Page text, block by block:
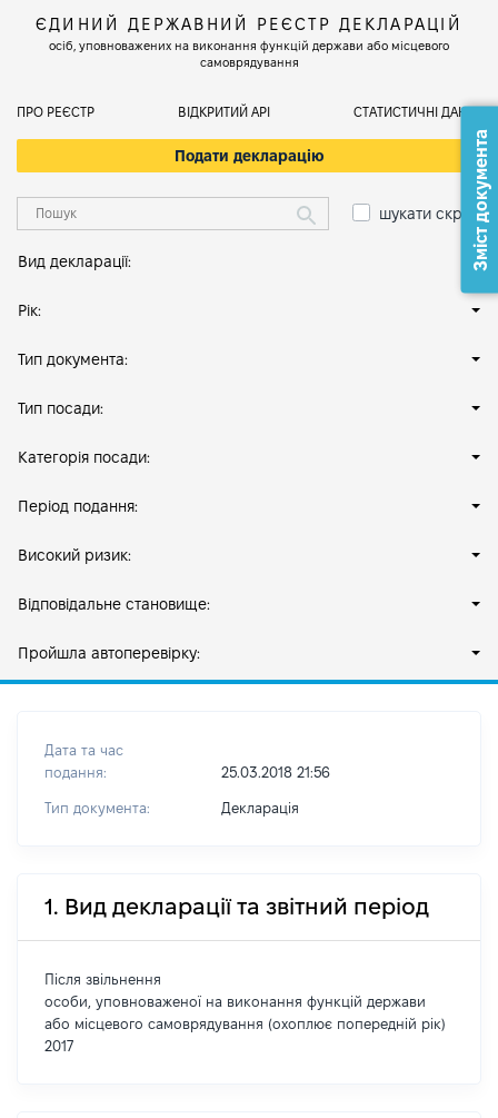
ЄДИНИЙ ДЕРЖАВНИЙ РЕЄСТР ДЕКЛАРАЦІЙ
осіб, уповноважених на виконання функцій держави або місцевого
самоврядування
ПРО РЕЄСТР ВІДКРИТИЙ АРІ СТАТИСТИЧНІ ДАНІ
Подати декларацію
шукати скрізь
Вид декларації:
Рік:
Тип документа:
Тип посади:
Категорія посади:
Період подання:
Високий ризик:
Відповідальне становище:
Пройшла автоперевірку:
Дата та час
подання:
25.03.2018 21:56
Тип документа: Декларація
1. Вид декларації та звітний період
Після звільнення
особи, уповноваженої на виконання функцій держави
або місцевого самоврядування (охоплює попередній рік)
2017
Зміст документа